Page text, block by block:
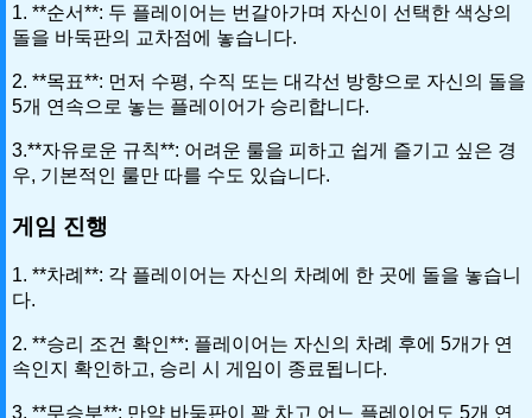
1. **순서**: 두 플레이어는 번갈아가며 자신이 선택한 색상의
돌을 바둑판의 교차점에 놓습니다.
2. **목표**: 먼저 수평, 수직 또는 대각선 방향으로 자신의 돌을
5개 연속으로 놓는 플레이어가 승리합니다.
3.**자유로운 규칙**: 어려운 룰을 피하고 쉽게 즐기고 싶은 경
우, 기본적인 룰만 따를 수도 있습니다.
게임 진행
1. **차례**: 각 플레이어는 자신의 차례에 한 곳에 돌을 놓습니
다.
2. **승리 조건 확인**: 플레이어는 자신의 차례 후에 5개가 연
속인지 확인하고, 승리 시 게임이 종료됩니다.
3. **무승부**: 만약 바둑판이 꽉 차고 어느 플레이어도 5개 연